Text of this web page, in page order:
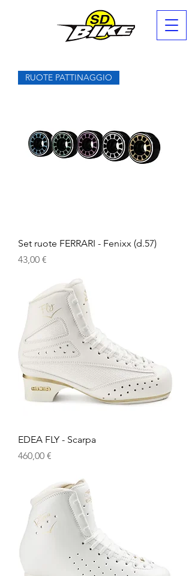
RUOTE PATTINAGGIO
Set ruote FERRARI - Fenixx (d.57)
Prezzo
43,00 €
EDEA FLY - Scarpa
Prezzo
460,00 €